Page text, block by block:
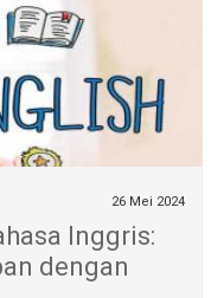
26 Mei 2024
Inggris:
dengan